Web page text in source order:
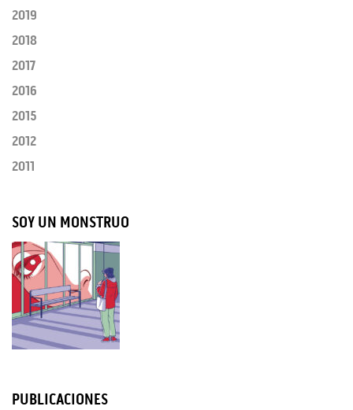
2019
2018
2017
2016
2015
2012
2011
SOY UN MONSTRUO
PUBLICACIONES